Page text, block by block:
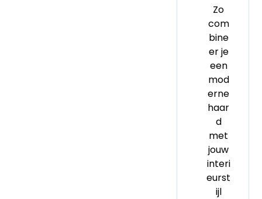
Zo
com
bine
er je
een
mod
erne
haar
d
met
jouw
interi
eurst
ijl